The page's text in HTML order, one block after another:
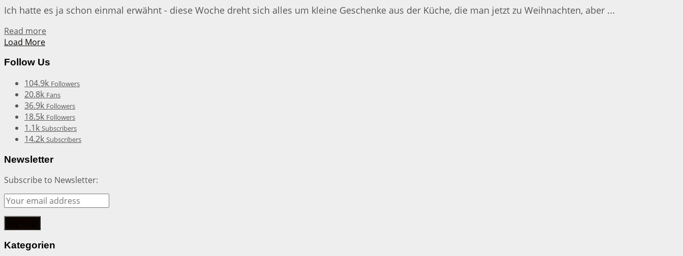
Ich hatte es ja schon einmal erwähnt - diese Woche dreht sich alles um kleine Geschenke aus der Küche, die man jetzt zu Weihnachten, aber ...
Read more
Load More
Follow Us
104.9k Followers
20.8k Fans
36.9k Followers
18.5k Followers
1.1k Subscribers
14.2k Subscribers
Newsletter
Subscribe to Newsletter:
Kategorien